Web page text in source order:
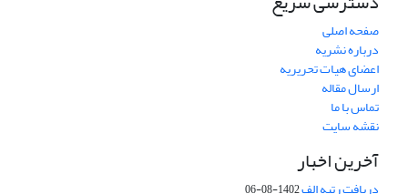
صفحه اصلی
درباره نشریه
اعضای هیات تحریریه
ارسال مقاله
تماس با ما
نقشه سایت
آخرین اخبار
دریافت رتبه الف1402-08-06